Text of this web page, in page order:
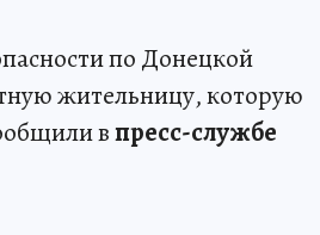
по Донецкой
жительницу, которую
впресс-службе